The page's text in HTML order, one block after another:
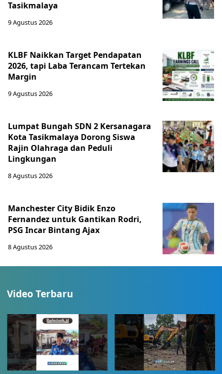
Tasikmalaya
9 Agustus 2026
KLBF Naikkan Target Pendapatan
2026, tapi Laba Terancam Tertekan
Margin
9 Agustus 2026
Lumpat Bungah SDN 2 Kersanagara
Kota Tasikmalaya Dorong Siswa
Rajin Olahraga dan Peduli
Lingkungan
8 Agustus 2026
Manchester City Bidik Enzo
Fernandez untuk Gantikan Rodri,
PSG Incar Bintang Ajax
8 Agustus 2026
Video Terbaru